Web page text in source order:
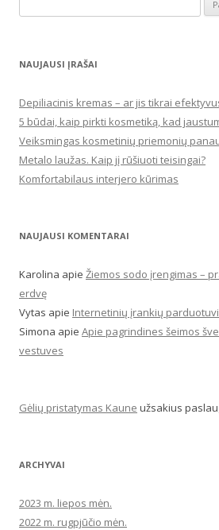
NAUJAUSI ĮRAŠAI
Depiliacinis kremas – ar jis tikrai
5 būdai, kaip pirkti kosmetiką, kad
Veiksmingas kosmetinių priemonių
Metalo laužas. Kaip jį rūšiuoti teisingai?
Komfortabilaus interjero kūrimas
NAUJAUSI KOMENTARAI
Karolina apie Žiemos sodo įrengimas –
erdvę
Vytas apie Internetinių įrankių
Simona apie Apie pagrindines šeimos
vestuves
Gėlių pristatymas Kaune užsakius
ARCHYVAI
2023 m. liepos mėn.
2022 m. rugpjūčio mėn.